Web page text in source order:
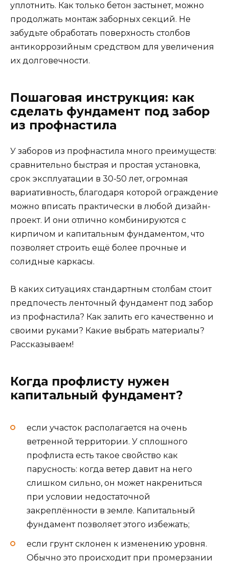
уплотнить. Как только бетон застынет, можно
продолжать монтаж заборных секций. Не
забудьте обработать поверхность столбов
антикоррозийным средством для увеличения
их долговечности.
Пошаговая инструкция: как
сделать фундамент под забор
из профнастила
У заборов из профнастила много преимуществ:
сравнительно быстрая и простая установка,
срок эксплуатации в 30-50 лет, огромная
вариативность, благодаря которой ограждение
можно вписать практически в любой дизайн-
проект. И они отлично комбинируются с
кирпичом и капитальным фундаментом, что
позволяет строить ещё более прочные и
солидные каркасы.
В каких ситуациях стандартным столбам стоит
предпочесть ленточный фундамент под забор
из профнастила? Как залить его качественно и
своими руками? Какие выбрать материалы?
Рассказываем!
Когда профлисту нужен
капитальный фундамент?
если участок располагается на очень
ветренной территории. У сплошного
профлиста есть такое свойство как
парусность: когда ветер давит на него
слишком сильно, он может накрениться
при условии недостаточной
закреплённости в земле. Капитальный
фундамент позволяет этого избежать;
если грунт склонен к изменению уровня.
Обычно это происходит при промерзании